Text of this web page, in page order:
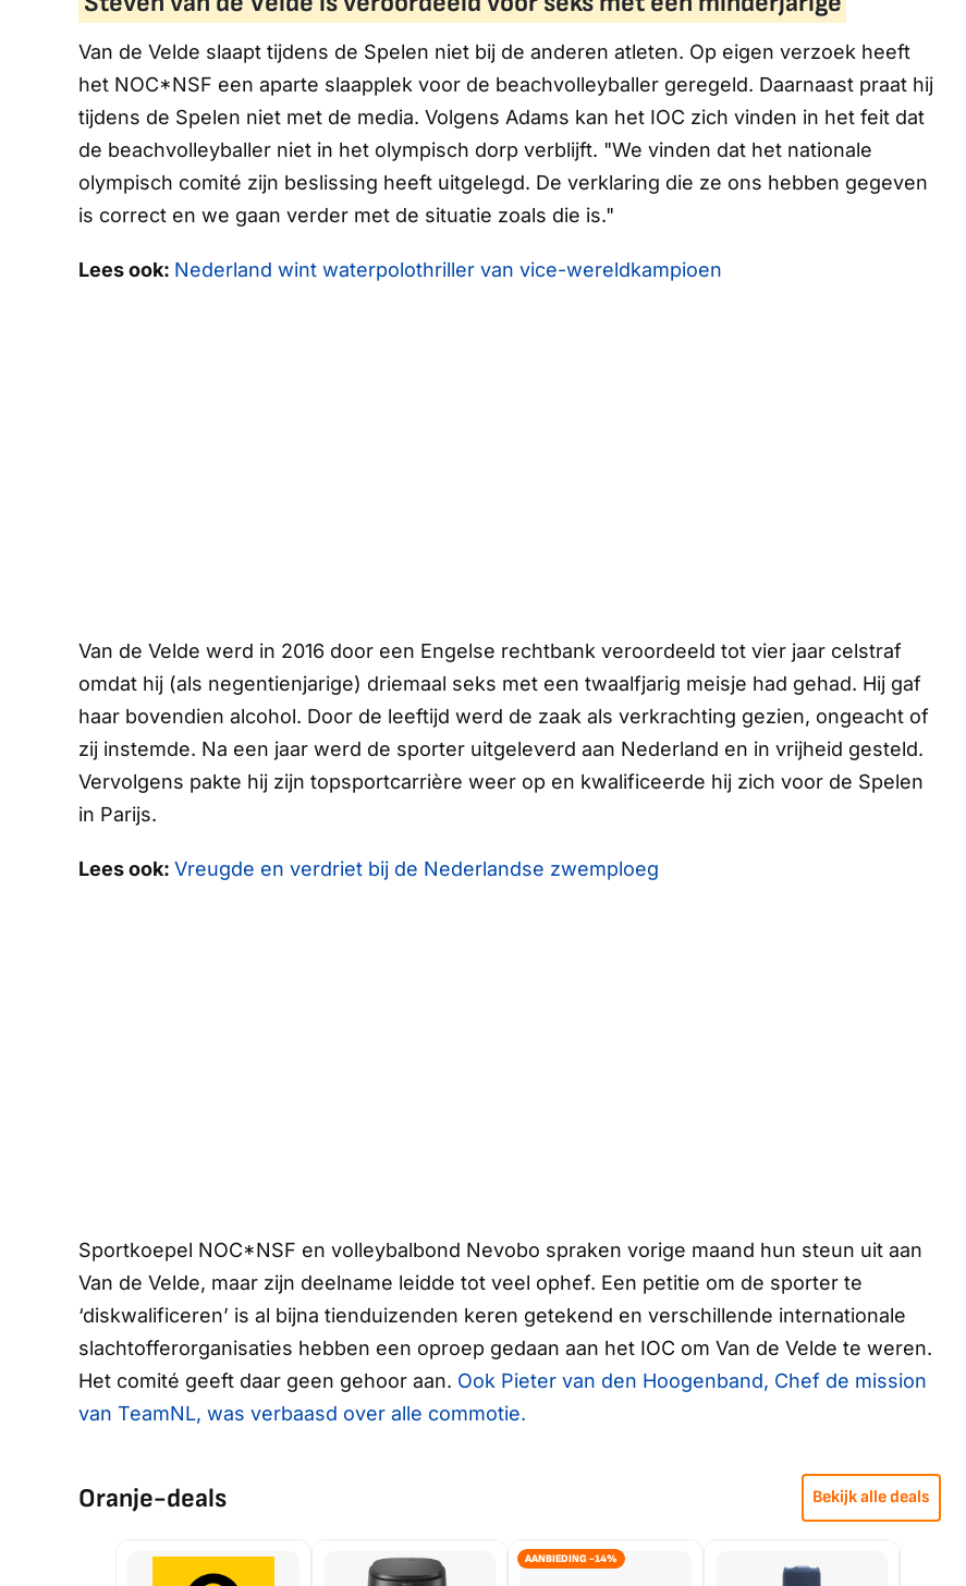
Van de Velde slaapt tijdens de Spelen niet bij de anderen atleten. Op eigen verzoek heeft
het NOC*NSF een aparte slaapplek voor de beachvolleyballer geregeld. Daarnaast praat hij
tijdens de Spelen niet met de media. Volgens Adams kan het IOC zich vinden in het feit dat
de beachvolleyballer niet in het olympisch dorp verblijft. "We vinden dat het nationale
olympisch comité zijn beslissing heeft uitgelegd. De verklaring die ze ons hebben gegeven
is correct en we gaan verder met de situatie zoals die is."
Lees ook: Nederland wint waterpolothriller van vice-wereldkampioen
Van de Velde werd in 2016 door een Engelse rechtbank veroordeeld tot vier jaar celstraf
omdat hij (als negentienjarige) driemaal seks met een twaalfjarig meisje had gehad. Hij gaf
haar bovendien alcohol. Door de leeftijd werd de zaak als verkrachting gezien, ongeacht of
zij instemde. Na een jaar werd de sporter uitgeleverd aan Nederland en in vrijheid gesteld.
Vervolgens pakte hij zijn topsportcarrière weer op en kwalificeerde hij zich voor de Spelen
in Parijs.
Lees ook: Vreugde en verdriet bij de Nederlandse zwemploeg
Sportkoepel NOC*NSF en volleybalbond Nevobo spraken vorige maand hun steun uit aan
Van de Velde, maar zijn deelname leidde tot veel ophef. Een petitie om de sporter te
‘diskwalificeren’ is al bijna tienduizenden keren getekend en verschillende internationale
slachtofferorganisaties hebben een oproep gedaan aan het IOC om Van de Velde te weren.
Het comité geeft daar geen gehoor aan. Ook Pieter van den Hoogenband, Chef de mission
van TeamNL, was verbaasd over alle commotie.
Oranje-deals Bekijk alle deals
AANBIEDING -14%